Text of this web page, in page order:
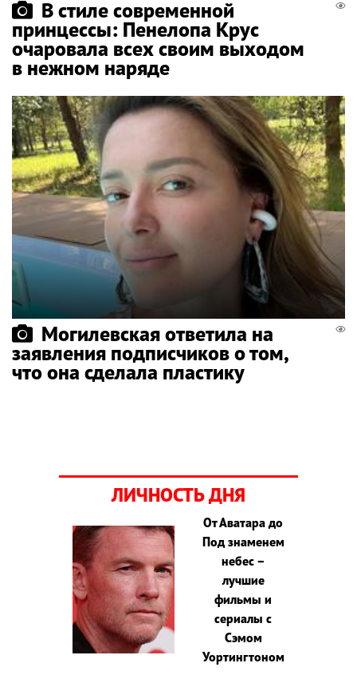
В стиле современной
принцессы: Пенелопа Крус
очаровала всех своим выходом
в нежном наряде
Могилевская ответила на
заявления подписчиков о том,
что она сделала пластику
ЛИЧНОСТЬ ДНЯ
От Аватара до
Под знаменем
небес –
лучшие
фильмы и
сериалы с
Сэмом
Уортингтоном